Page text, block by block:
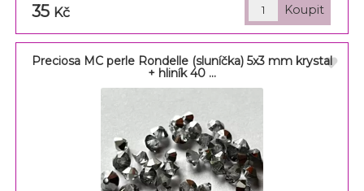
35 Kč
Preciosa MC perle Rondelle (sluníčka) 5x3 mm krystal
+ hliník 40 ...